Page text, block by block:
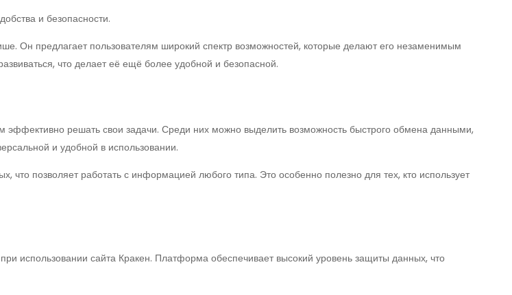
и безопасности.
Он предлагает пользователям широкий спектр возможностей, которые делают его незаменимым
что делает её ещё более удобной и безопасной.
эффективно решать свои задачи. Среди них можно выделить возможность быстрого обмена данными,
и удобной в использовании.
позволяет работать с информацией любого типа. Это особенно полезно для тех, кто использует
использовании сайта Кракен. Платформа обеспечивает высокий уровень защиты данных, что